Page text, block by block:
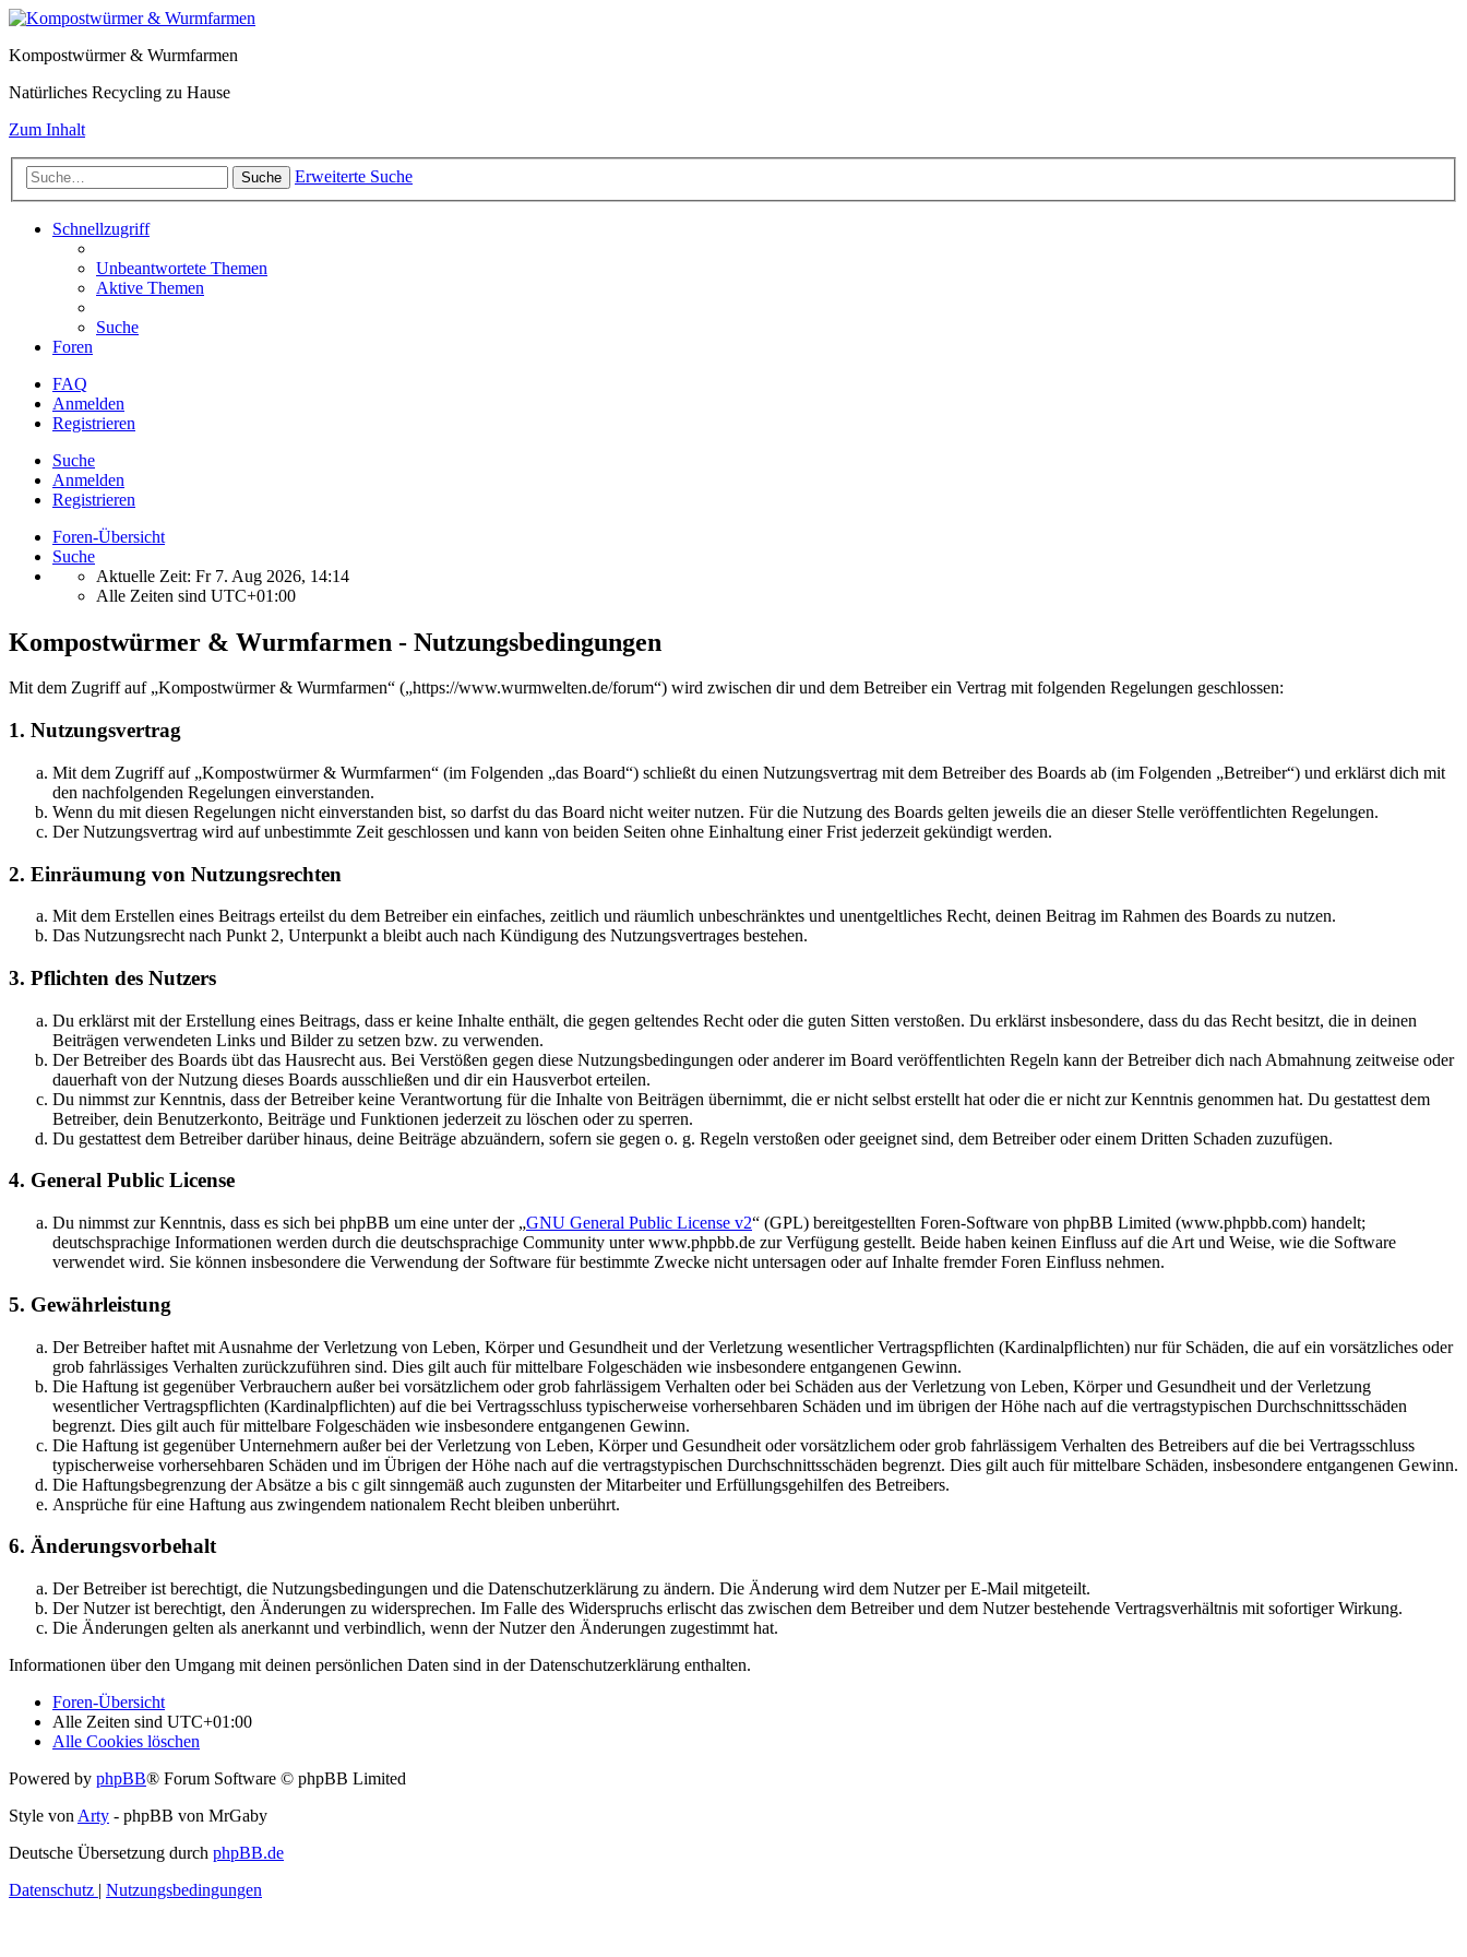
Kompostwürmer & Wurmfarmen
Natürliches Recycling zu Hause
Zum Inhalt
Suche Erweiterte Suche
Schnellzugriff
Unbeantwortete Themen
Aktive Themen
Suche
Foren
FAQ
Anmelden
Registrieren
Suche
Anmelden
Registrieren
Foren-Übersicht
Suche
Aktuelle Zeit: Fr 7. Aug 2026, 14:14
Alle Zeiten sind UTC+01:00
Kompostwürmer & Wurmfarmen - Nutzungsbedingungen
Mit dem Zugriff auf „Kompostwürmer & Wurmfarmen“ („https://www.wurmwelten.de/forum“) wird zwischen dir und dem Betreiber ein Vertrag mit folgenden Regelungen geschlossen:
1. Nutzungsvertrag
Mit dem Zugriff auf „Kompostwürmer & Wurmfarmen“ (im Folgenden „das Board“) schließt du einen Nutzungsvertrag mit dem Betreiber des Boards ab (im Folgenden „Betreiber“) und erklärst dich mit
den nachfolgenden Regelungen einverstanden.
Wenn du mit diesen Regelungen nicht einverstanden bist, so darfst du das Board nicht weiter nutzen. Für die Nutzung des Boards gelten jeweils die an dieser Stelle veröffentlichten Regelungen.
Der Nutzungsvertrag wird auf unbestimmte Zeit geschlossen und kann von beiden Seiten ohne Einhaltung einer Frist jederzeit gekündigt werden.
2. Einräumung von Nutzungsrechten
Mit dem Erstellen eines Beitrags erteilst du dem Betreiber ein einfaches, zeitlich und räumlich unbeschränktes und unentgeltliches Recht, deinen Beitrag im Rahmen des Boards zu nutzen.
Das Nutzungsrecht nach Punkt 2, Unterpunkt a bleibt auch nach Kündigung des Nutzungsvertrages bestehen.
3. Pflichten des Nutzers
Du erklärst mit der Erstellung eines Beitrags, dass er keine Inhalte enthält, die gegen geltendes Recht oder die guten Sitten verstoßen. Du erklärst insbesondere, dass du das Recht besitzt, die in deinen
Beiträgen verwendeten Links und Bilder zu setzen bzw. zu verwenden.
Der Betreiber des Boards übt das Hausrecht aus. Bei Verstößen gegen diese Nutzungsbedingungen oder anderer im Board veröffentlichten Regeln kann der Betreiber dich nach Abmahnung zeitweise oder
dauerhaft von der Nutzung dieses Boards ausschließen und dir ein Hausverbot erteilen.
Du nimmst zur Kenntnis, dass der Betreiber keine Verantwortung für die Inhalte von Beiträgen übernimmt, die er nicht selbst erstellt hat oder die er nicht zur Kenntnis genommen hat. Du gestattest dem
Betreiber, dein Benutzerkonto, Beiträge und Funktionen jederzeit zu löschen oder zu sperren.
Du gestattest dem Betreiber darüber hinaus, deine Beiträge abzuändern, sofern sie gegen o. g. Regeln verstoßen oder geeignet sind, dem Betreiber oder einem Dritten Schaden zuzufügen.
4. General Public License
Du nimmst zur Kenntnis, dass es sich bei phpBB um eine unter der „GNU General Public License v2“ (GPL) bereitgestellten Foren-Software von phpBB Limited (www.phpbb.com) handelt;
deutschsprachige Informationen werden durch die deutschsprachige Community unter www.phpbb.de zur Verfügung gestellt. Beide haben keinen Einfluss auf die Art und Weise, wie die Software
verwendet wird. Sie können insbesondere die Verwendung der Software für bestimmte Zwecke nicht untersagen oder auf Inhalte fremder Foren Einfluss nehmen.
5. Gewährleistung
Der Betreiber haftet mit Ausnahme der Verletzung von Leben, Körper und Gesundheit und der Verletzung wesentlicher Vertragspflichten (Kardinalpflichten) nur für Schäden, die auf ein vorsätzliches oder
grob fahrlässiges Verhalten zurückzuführen sind. Dies gilt auch für mittelbare Folgeschäden wie insbesondere entgangenen Gewinn.
Die Haftung ist gegenüber Verbrauchern außer bei vorsätzlichem oder grob fahrlässigem Verhalten oder bei Schäden aus der Verletzung von Leben, Körper und Gesundheit und der Verletzung
wesentlicher Vertragspflichten (Kardinalpflichten) auf die bei Vertragsschluss typischerweise vorhersehbaren Schäden und im übrigen der Höhe nach auf die vertragstypischen Durchschnittsschäden
begrenzt. Dies gilt auch für mittelbare Folgeschäden wie insbesondere entgangenen Gewinn.
Die Haftung ist gegenüber Unternehmern außer bei der Verletzung von Leben, Körper und Gesundheit oder vorsätzlichem oder grob fahrlässigem Verhalten des Betreibers auf die bei Vertragsschluss
typischerweise vorhersehbaren Schäden und im Übrigen der Höhe nach auf die vertragstypischen Durchschnittsschäden begrenzt. Dies gilt auch für mittelbare Schäden, insbesondere entgangenen Gewinn.
Die Haftungsbegrenzung der Absätze a bis c gilt sinngemäß auch zugunsten der Mitarbeiter und Erfüllungsgehilfen des Betreibers.
Ansprüche für eine Haftung aus zwingendem nationalem Recht bleiben unberührt.
6. Änderungsvorbehalt
Der Betreiber ist berechtigt, die Nutzungsbedingungen und die Datenschutzerklärung zu ändern. Die Änderung wird dem Nutzer per E-Mail mitgeteilt.
Der Nutzer ist berechtigt, den Änderungen zu widersprechen. Im Falle des Widerspruchs erlischt das zwischen dem Betreiber und dem Nutzer bestehende Vertragsverhältnis mit sofortiger Wirkung.
Die Änderungen gelten als anerkannt und verbindlich, wenn der Nutzer den Änderungen zugestimmt hat.
Informationen über den Umgang mit deinen persönlichen Daten sind in der Datenschutzerklärung enthalten.
Foren-Übersicht
Alle Zeiten sind UTC+01:00
Alle Cookies löschen
Powered by phpBB® Forum Software © phpBB Limited
Style von Arty - phpBB von MrGaby
Deutsche Übersetzung durch phpBB.de
Datenschutz | Nutzungsbedingungen